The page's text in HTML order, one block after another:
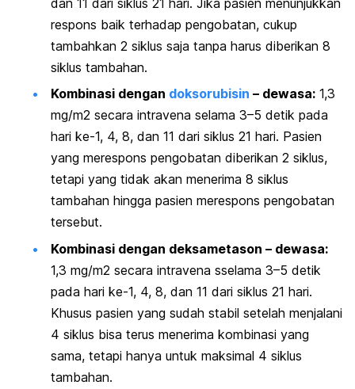
respons baik terhadap pengobatan, cukup
tambahkan 2 siklus saja tanpa harus diberikan 8
siklus tambahan.
Kombinasi dengan doksorubisin – dewasa: 1,3
mg/m2 secara intravena selama 3–5 detik pada
hari ke-1, 4, 8, dan 11 dari siklus 21 hari. Pasien
yang merespons pengobatan diberikan 2 siklus,
tetapi yang tidak akan menerima 8 siklus
tambahan hingga pasien merespons pengobatan
tersebut.
Kombinasi dengan deksametason – dewasa:
1,3 mg/m2 secara intravena sselama 3–5 detik
pada hari ke-1, 4, 8, dan 11 dari siklus 21 hari.
Khusus pasien yang sudah stabil setelah menjalani
4 siklus bisa terus menerima kombinasi yang
sama, tetapi hanya untuk maksimal 4 siklus
tambahan.